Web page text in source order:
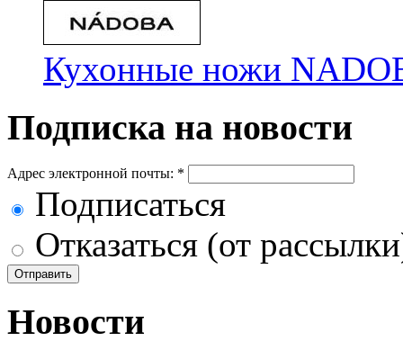
Кухонные ножи
Подписка на новости
Адрес электронной почты: *
Подписаться
Отказаться (от
Новости